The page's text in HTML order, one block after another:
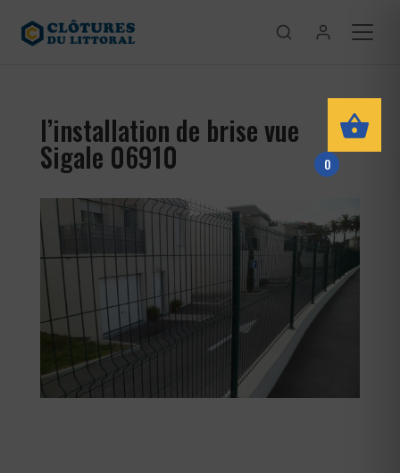
l’installation de brise vue
Sigale 06910 0